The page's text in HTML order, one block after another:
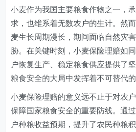
小麦作为我国主要粮食作物之一，
求，也维系着无数农户的生计。然
麦生长周期漫长，期间面临自然灾
胁。在关键时刻，小麦保险理赔如
户恢复生产、稳定粮食供应提供了
粮食安全的大局中发挥着不可替代的
小麦保险理赔的意义远不止于对农
保障国家粮食安全的重要防线。通
户种粮收益预期，提升了农民种粮